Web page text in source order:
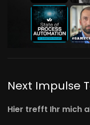
Next Impulse
Hier trefft Ihr mich